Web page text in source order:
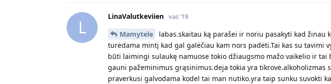
L
LinaValutkeviien vas '19
Mamytele
labas.skaitau ką parašei ir noriu pasakyti kad
turėdama mintį kad gal galėčiau kam nors padėti.Tai kas su tavimi
būti laimingi sulaukę namuose tokio džiaugsmo mažo vaikelio ir
gauni pažeminimus grąsinimus.deja tokia yra tikrovė.alkoholizmas
praverkusi galvodama kodel tai man nutiko.yra taip sunku suvokti